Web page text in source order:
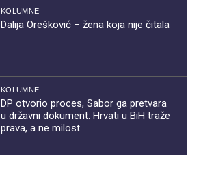
KOLUMNE
Dalija Orešković – žena koja nije čitala
KOLUMNE
DP otvorio proces, Sabor ga pretvara
u državni dokument: Hrvati u BiH traže
prava, a ne milost